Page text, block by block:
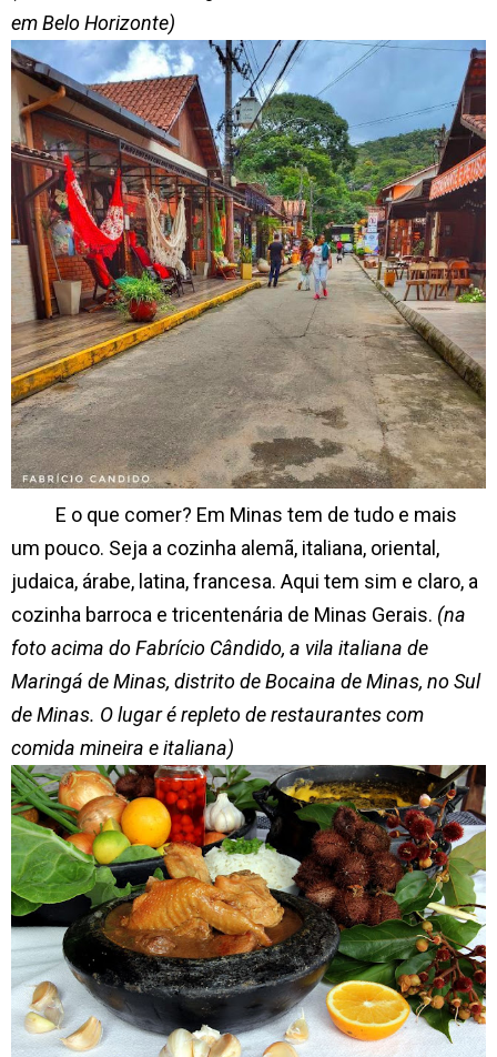
em Belo Horizonte)
E o que comer? Em Minas tem de tudo e mais
um pouco. Seja a cozinha alemã, italiana, oriental,
judaica, árabe, latina, francesa. Aqui tem sim e claro, a
cozinha barroca e tricentenária de Minas Gerais. (na
foto acima do Fabrício Cândido, a vila italiana de
Maringá de Minas, distrito de Bocaina de Minas, no Sul
de Minas. O lugar é repleto de restaurantes com
comida mineira e italiana)